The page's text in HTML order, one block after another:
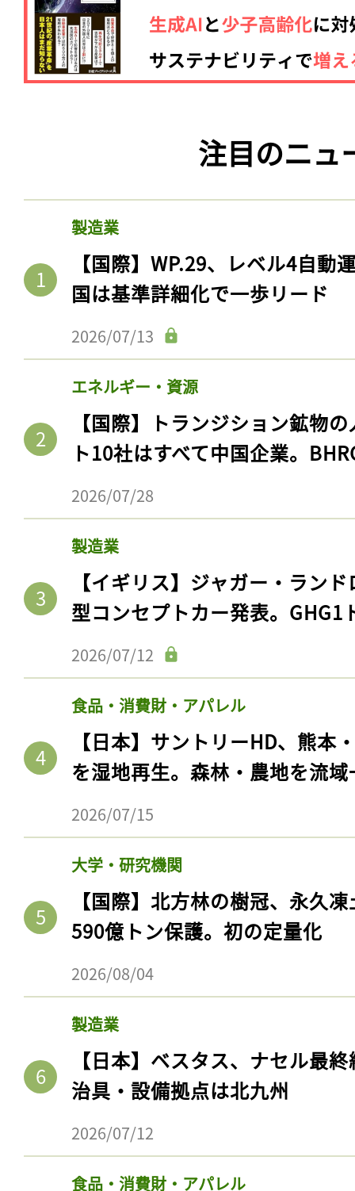
注目のニュ
製造業
【国際】WP.29、レベル4自動
国は基準詳細化で一歩リード
2026/07/13
エネルギー・資源
【国際】トランジション鉱物
ト10社はすべて中国企業。
2026/07/28
製造業
【イギリス】ジャガー・ラン
型コンセプトカー発表。GHG1
2026/07/12
食品・消費財・アパレル
【日本】サントリーHD、熊本
を湿地再生。森林・農地を流
2026/07/15
大学・研究機関
【国際】北方林の樹冠、永久
590億トン保護。初の定量化
2026/08/04
製造業
【日本】ベスタス、ナセル最
治具・設備拠点は北九州
2026/07/12
食品・消費財・アパレル